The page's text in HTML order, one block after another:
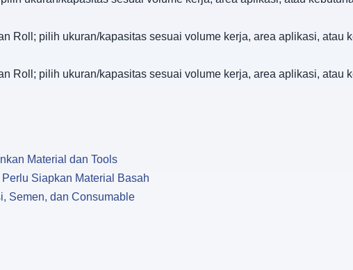
Roll; pilih ukuran/kapasitas sesuai volume kerja, area aplikasi, atau
Roll; pilih ukuran/kapasitas sesuai volume kerja, area aplikasi, atau
Material dan Tools
Siapkan Material Basah
Semen, dan Consumable